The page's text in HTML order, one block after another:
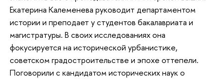
Екатерина Калеменева руководит департаментом
истории и преподает у студентов бакалавриата и
магистратуры. В своих исследованиях она
фокусируется на исторической урбанистике,
советском градостроительстве и эпохе оттепели.
Поговорили с кандидатом исторических наук о